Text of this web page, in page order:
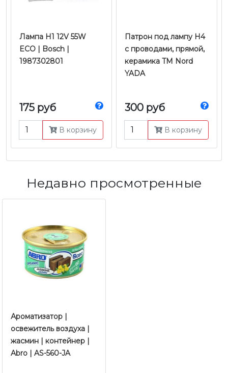
Лампа H1 12V 55W
ECO | Bosch |
1987302801
175 руб
В корзину
Патрон под лампу H4
с проводами, прямой,
керамика TM Nord
YADA
300 руб
В корзину
Недавно просмотренные
Ароматизатор |
освежитель воздуха |
жасмин | контейнер |
Abro | AS-560-JA